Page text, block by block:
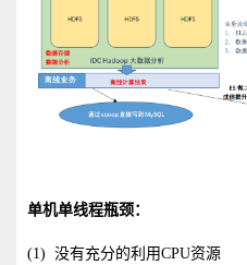
单机单线程瓶颈：
(1) 没有充分的利用CPU资源